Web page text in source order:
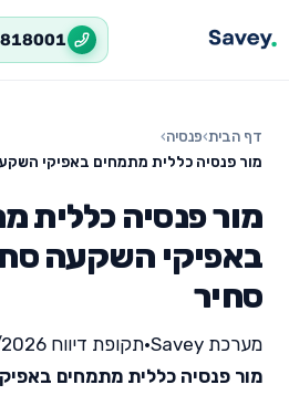
דף הבית›פנסיה›
מור פנסיה כללית מתמחים באפיקי
מור פנסיה כללית
באפיקי השקעה
סחיר
מערכת Savey •תקופת דיווח 04/2026
מור פנסיה כללית מתמחים